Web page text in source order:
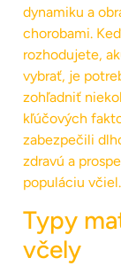
dynamiku a
chorobami.
rozhodujete,
vybrať, je
zohľadniť
kľúčových
zabezpečili
zdravú a
populáciu včiel.
Typy
včely